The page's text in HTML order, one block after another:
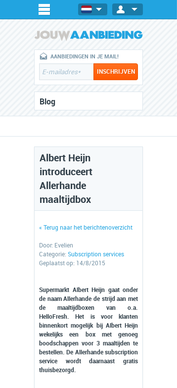
AANBIEDINGEN IN JE MAIL!
Blog
Albert Heijn
introduceert
Allerhande
maaltijdbox
« Terug naar het berichtenoverzicht
Door: Evelien
Categorie: Subscription services
Geplaatst op: 14/8/2015
Supermarkt Albert Heijn gaat onder
de naam Allerhande de strijd aan met
de maaltijdboxen van o.a.
HelloFresh. Het is voor klanten
binnenkort mogelijk bij Albert Heijn
wekelijks een box met genoeg
boodschappen voor 3 maaltijden te
bestellen. De Allerhande subscription
service wordt daarnaast gratis
thuisbezorgd.